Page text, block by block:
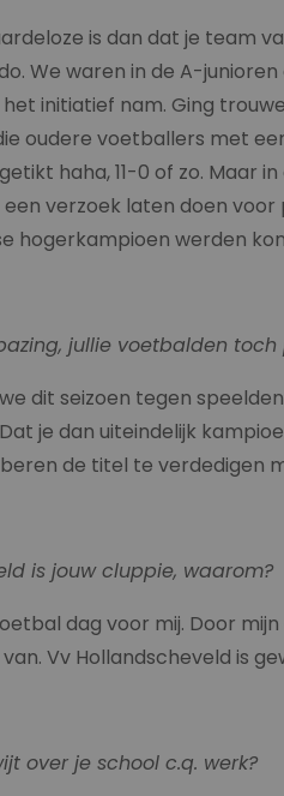
is dan dat je team
We waren in de A-
initiatief nam. Ging
oudere voetballers met
haha, 11-0 of zo. Maar
verzoek laten doen
hogerkampioen werden
jullie voetbalden
dit seizoen tegen
je dan uiteindelijk
de titel te verdedigen
is jouw cluppie, waarom?
dag voor mij. Door
Vv Hollandscheveld is
over je school c.q. werk?